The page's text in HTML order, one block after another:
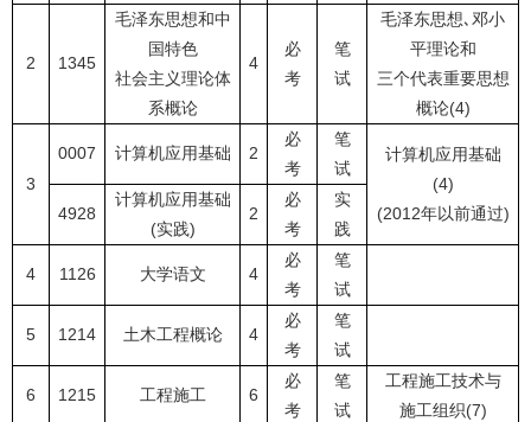
2 1345
毛泽东思想和中
国特色
社会主义理论体
系概论
4
必
考
笔
试
毛泽东思想､邓小
平理论和
三个代表重要思想
概论(4)
3
0007 计算机应用基础 2
必
考
笔
试
计算机应用基础
(4)
(2012年以前通过)
4928
计算机应用基础
(实践)
2
必
考
实
践
4 1126 大学语文 4
必
考
笔
试
5 1214 土木工程概论 4
必
考
笔
试
6 1215 工程施工 6
必
考
笔
试
工程施工技术与
施工组织(7)